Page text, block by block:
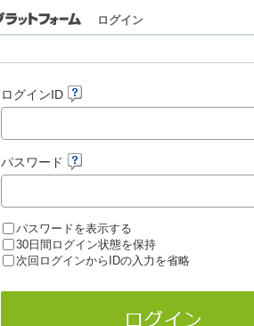
ログイン
ログインID
パスワード
パスワードを表示する
30日間ログイン状態を保持
次回ログインからIDの入力を省略